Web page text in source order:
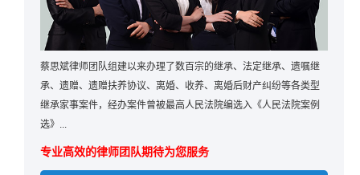
蔡思斌律师团队组建以来办理了数百宗的继承、法定继承、遗嘱继
承、遗赠、遗赠扶养协议、离婚、收养、离婚后财产纠纷等各类型
继承家事案件，经办案件曾被最高人民法院编选入《人民法院案例
选》...
专业高效的律师团队期待为您服务